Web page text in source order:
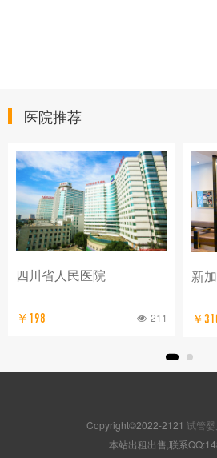
医院推荐
四川省人民医院
￥198 211
新
￥
Copyright©2022-2121 试管
本站出租出售,联系